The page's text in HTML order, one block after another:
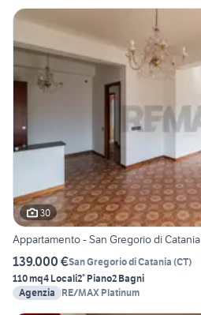
30
Appartamento - San Gregorio di Catania
139.000 €San Gregorio di Catania (CT)
110 mq4 Locali2° Piano2 Bagni
Agenzia
RE/MAX Platinum